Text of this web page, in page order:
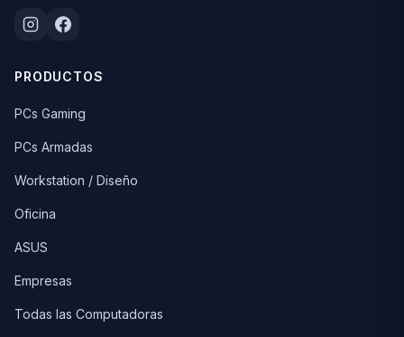
PRODUCTOS
PCs Gaming
PCs Armadas
Workstation / Diseño
Oficina
ASUS
Empresas
Todas las Computadoras